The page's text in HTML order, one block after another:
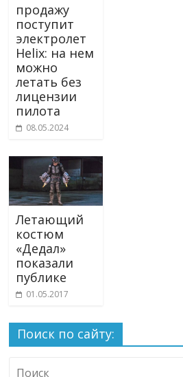
продажу
поступит
электролет
Helix: на нем
можно
летать без
лицензии
пилота
08.05.2024
Летающий
костюм
«Дедал»
показали
публике
01.05.2017
Поиск по сайту: